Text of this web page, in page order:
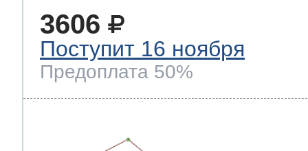
3606
Поступит 16 ноября
Предоплата 50%